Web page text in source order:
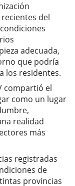
del
adecuada,
que podría
los residentes.
compartió el
como un lugar
realidad
más
registradas
de
provincias